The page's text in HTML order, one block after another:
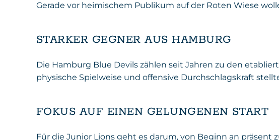
Gerade vor heimischem Publikum auf der Roten Wiese
STARKER GEGNER AUS HAMBURG
Die Hamburg Blue Devils zählen seit Jahren zu den
physische Spielweise und offensive Durchschlagskraft
FOKUS AUF EINEN GELUNGENEN START
Für die Junior Lions geht es darum, von Beginn an präsent